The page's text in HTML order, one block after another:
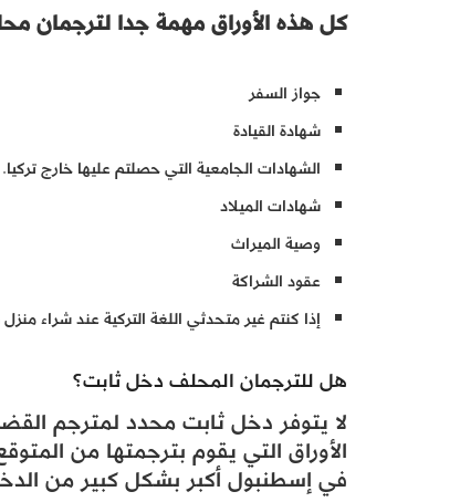
كل هذه الأوراق مهمة جدا لترجمان
جواز السفر
شهادة القيادة
الشهادات الجامعية التي حصلتم عليها خارج تركيا.
شهادات الميلاد
وصية الميراث
عقود الشراكة
إذا كنتم غير متحدثي اللغة التركية عند شراء
هل للترجمان المحلف دخل ثابت؟
لا يتوفر دخل ثابت محدد لمترجم
الأوراق التي يقوم بترجمتها من
في إسطنبول أكبر بشكل كبير من